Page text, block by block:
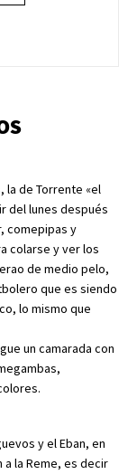
la de Torrente «el
del lunes después
comepipas y
colarse y ver los
de medio pelo,
que es siendo
lo mismo que
un camarada con
y el Eban, en
la Reme, es decir